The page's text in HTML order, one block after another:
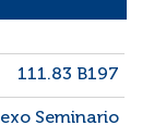
111.83 B197
Seminario